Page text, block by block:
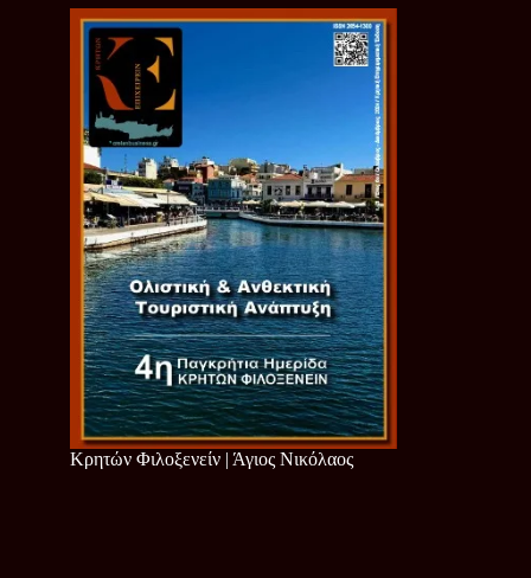
Κρητών Φιλοξενείν | Άγιος Νικόλαος